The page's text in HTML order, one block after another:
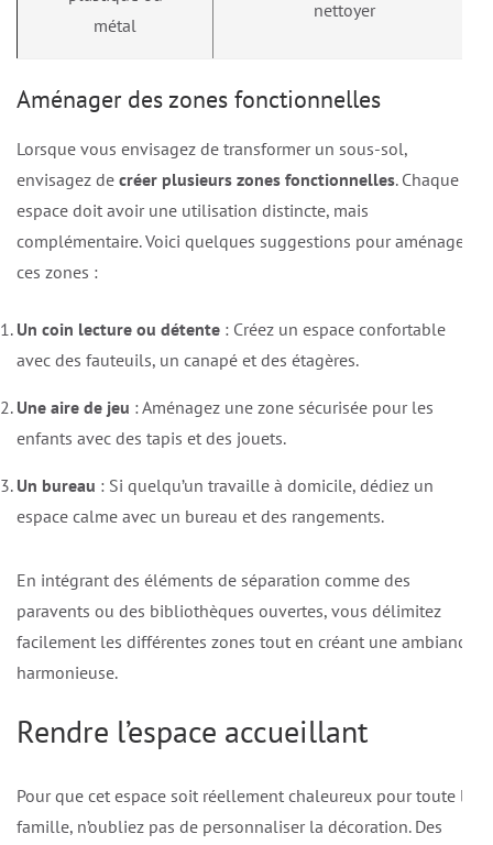
métal
nettoyer
Aménager des zones fonctionnelles
Lorsque vous envisagez de transformer un sous-sol,
envisagez de créer plusieurs zones fonctionnelles. Chaque
espace doit avoir une utilisation distincte, mais
complémentaire. Voici quelques suggestions pour aménager
ces zones :
Un coin lecture ou détente : Créez un espace confortable
avec des fauteuils, un canapé et des étagères.
Une aire de jeu : Aménagez une zone sécurisée pour les
enfants avec des tapis et des jouets.
Un bureau : Si quelqu’un travaille à domicile, dédiez un
espace calme avec un bureau et des rangements.
En intégrant des éléments de séparation comme des
paravents ou des bibliothèques ouvertes, vous délimitez
facilement les différentes zones tout en créant une ambiance
harmonieuse.
Rendre l’espace accueillant
Pour que cet espace soit réellement chaleureux pour toute la
famille, n’oubliez pas de personnaliser la décoration. Des